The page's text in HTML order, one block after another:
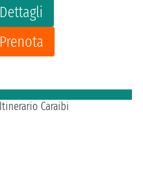
Dettagli
Prenota